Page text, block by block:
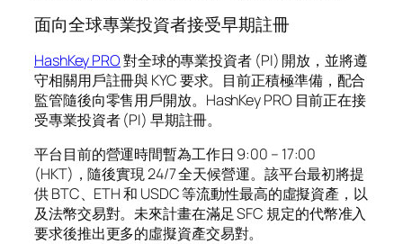
面向全球專業投資者接受早期註冊
HashKey PRO對全球的專業投資者 (PI) 開放，並將遵
守相關用戶註冊與 KYC 要求。目前正積極準備，配合
監管隨後向零售用戶開放。HashKey PRO 目前正在接
受專業投資者 (PI) 早期註冊。
平台目前的營運時間暫為工作日 9:00 – 17:00
(HKT)，隨後實現 24/7 全天候營運。該平台最初將提
供 BTC、ETH 和 USDC 等流動性最高的虛擬資產，以
及法幣交易對。未來計畫在滿足 SFC 規定的代幣准入
要求後推出更多的虛擬資產交易對。